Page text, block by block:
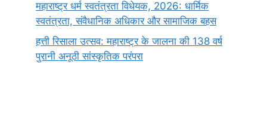
महाराष्ट्र धर्म स्वतंत्रता विधेयक, 2026: धार्मिक
स्वतंत्रता, संवैधानिक अधिकार और सामाजिक बहस
हत्ती रिसाला उत्सव: महाराष्ट्र के जालना की 138 वर्ष
पुरानी अनूठी सांस्कृतिक परंपरा